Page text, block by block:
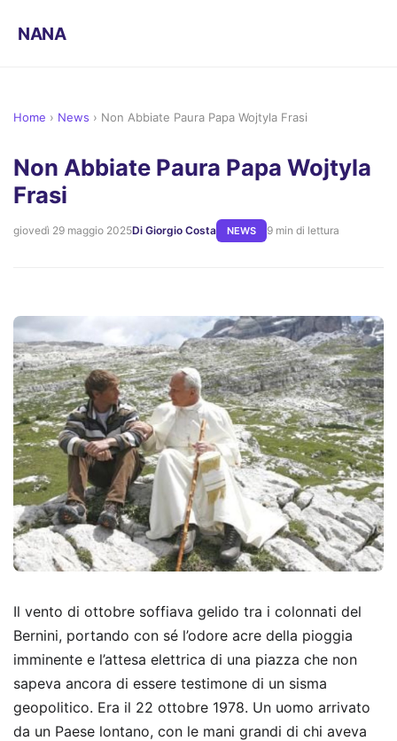
NANA
Home › News › Non Abbiate Paura Papa Wojtyla Frasi
Non Abbiate Paura Papa Wojtyla
Frasi
giovedì 29 maggio 2025Di Giorgio Costa NEWS 9 min di lettura
Il vento di ottobre soffiava gelido tra i colonnati del
Bernini, portando con sé l’odore acre della pioggia
imminente e l’attesa elettrica di una piazza che non
sapeva ancora di essere testimone di un sisma
geopolitico. Era il 22 ottobre 1978. Un uomo arrivato
da un Paese lontano, con le mani grandi di chi aveva